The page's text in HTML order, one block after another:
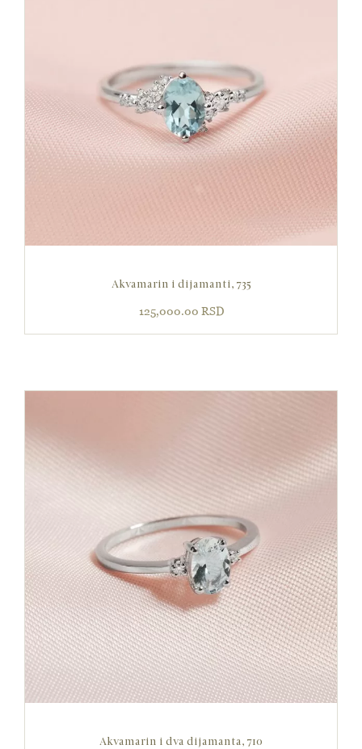
Akvamarin i dijamanti, 735
125,000.00 RSD
Akvamarin i dva dijamanta, 710